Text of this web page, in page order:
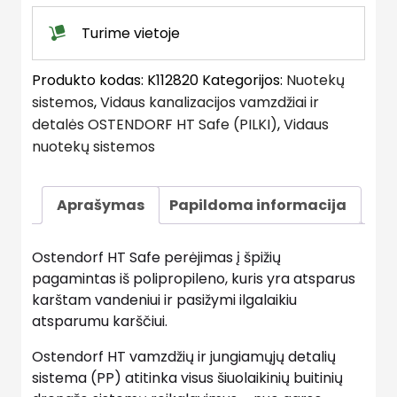
quantity
Turime vietoje
Produkto kodas: K112820 Kategorijos: Nuotekų
sistemos,Vidaus kanalizacijos vamzdžiai ir
detalės OSTENDORF HT Safe (PILKI),Vidaus
nuotekų sistemos
Aprašymas Papildoma informacija
Ostendorf HT Safe perėjimas į špižių
pagamintas iš polipropileno, kuris yra atsparus
karštam vandeniui ir pasižymi ilgalaikiu
atsparumu karščiui.
Ostendorf HT vamzdžių ir jungiamųjų detalių
sistema (PP) atitinka visus šiuolaikinių buitinių